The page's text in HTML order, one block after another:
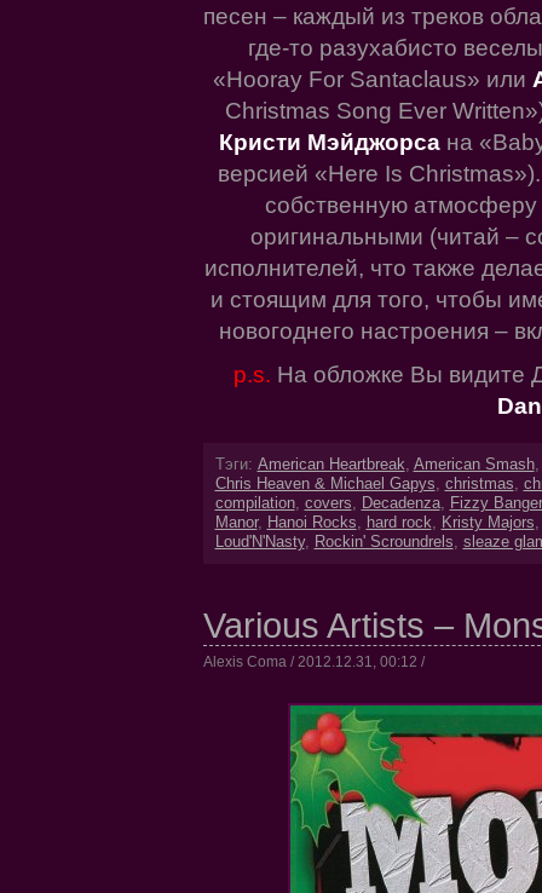
песен – каждый из треков
где-то разухабисто
«Hooray For Santaclaus» или
Christmas Song Ever
Кристи Мэйджорса на
версией «Here Is
собственную атмосферу
оригинальными (читай –
исполнителей, что также
и стоящим для того, чтобы
новогоднего настроения –
p.s. На обложке Вы видите
Тэги: American Heartbreak, American Smash
Chris Heaven & Michael Gapys, christmas,
compilation, covers, Decadenza, Fizzy
Manor, Hanoi Rocks, hard rock, Kristy Majors
Loud'N'Nasty, Rockin' Scroundrels, sleaze
Various Artists –
Alexis Coma / 2012.12.31, 00:12 /